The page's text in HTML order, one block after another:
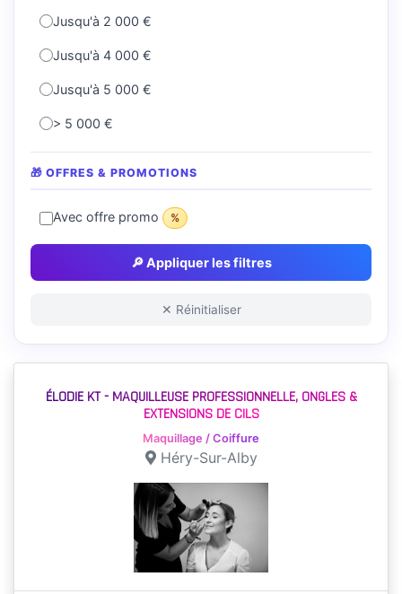
Jusqu'à 2 000 €
Jusqu'à 4 000 €
Jusqu'à 5 000 €
> 5 000 €
🎁 OFFRES & PROMOTIONS
Avec offre promo %
🔎 Appliquer les filtres
✕ Réinitialiser
ÉLODIE KT - MAQUILLEUSE PROFESSIONNELLE, ONGLES &
EXTENSIONS DE CILS
Maquillage / Coiffure
Héry-Sur-Alby